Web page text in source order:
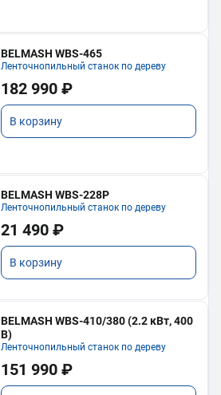
BELMASH WBS-465
Ленточнопильный станок по дереву
182 990 ₽
В корзину
BELMASH WBS-228P
Ленточнопильный станок по дереву
21 490 ₽
В корзину
BELMASH WBS-410/380 (2.2 кВт, 400
В)
Ленточнопильный станок по дереву
151 990 ₽